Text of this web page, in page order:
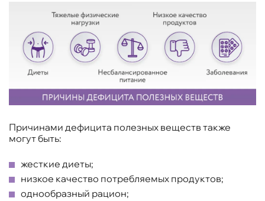
Причинами дефицита полезных веществ также
могут быть:
жесткие диеты;
низкое качество потребляемых продуктов;
однообразный рацион;